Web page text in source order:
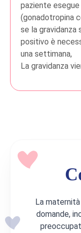
paziente esegue
(gonadotropina
se la gravidanza
positivo è
una settimana,
La gravidanza
La
domande,